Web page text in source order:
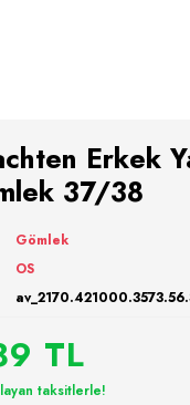
Erkek
37/38
Gömlek
OS
TL
taksitlerle!